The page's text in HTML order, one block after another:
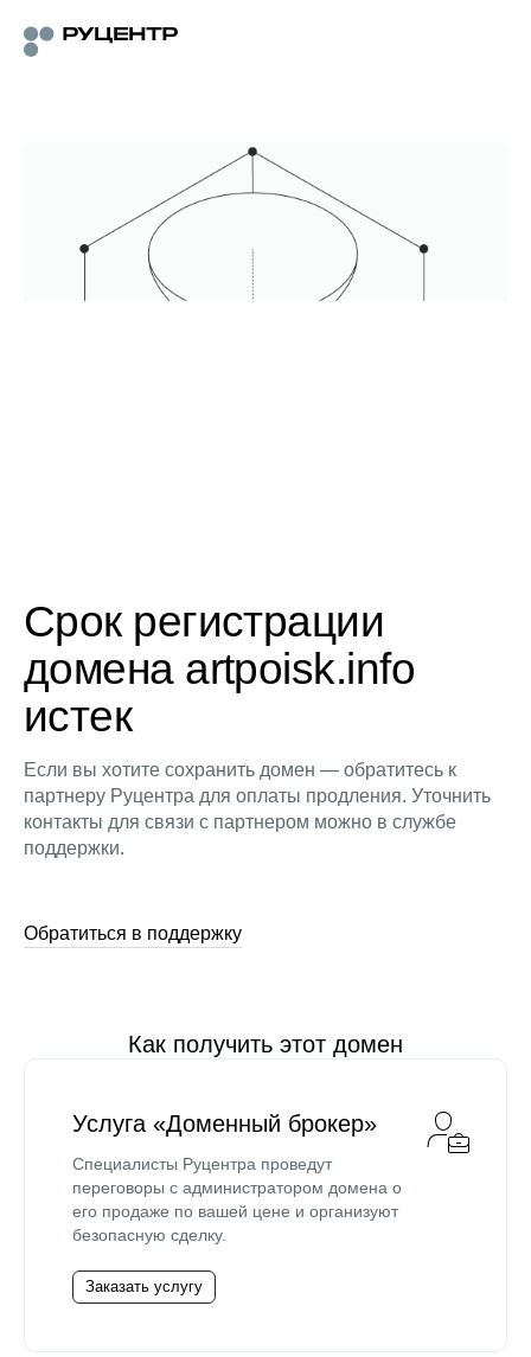
Срок регистрации
домена artpoisk.info
истек
Если вы хотите сохранить домен — обратитесь к
партнеру Руцентра для оплаты продления. Уточнить
контакты для связи с партнером можно в службе
поддержки.
Обратиться в поддержку
Как получить этот домен
Услуга «Доменный брокер»
Специалисты Руцентра проведут
переговоры с администратором домена о
его продаже по вашей цене и организуют
безопасную сделку.
Заказать услугу